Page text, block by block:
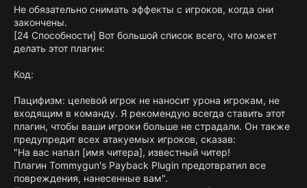
Не обязательно снимать эффекты с игроков, когда они
закончены.
[24 Способности] Вот большой список всего, что может
делать этот плагин:
Код:
Пацифизм: целевой игрок не наносит урона игрокам, не
входящим в команду. Я рекомендую всегда ставить этот
плагин, чтобы ваши игроки больше не страдали. Он также
предупредит всех атакуемых игроков, сказав:
"На вас напал [имя читера], известный читер!
Плагин Tommygun's Payback Plugin предотвратил все
повреждения, нанесенные вам".